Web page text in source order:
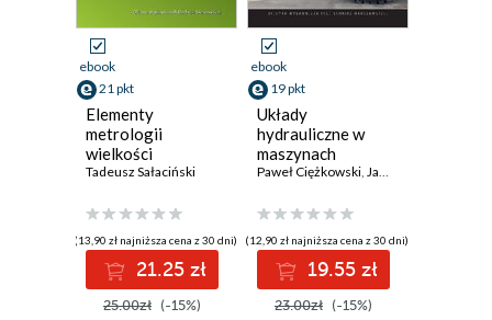
ebook
21 pkt
Elementy
metrologii
wielkości
geometrycznych.
zadania
Tadeusz Sałaciński
(13,90 zł najniższa cena z 30 dni)
21.25 zł
25.00zł (-15%)
ebook
19 pkt
Układy
hydrauliczne w
maszynach
roboczych
Paweł Ciężkowski, Jan Maciejewski
(12,90 zł najniższa cena z 30 dni)
19.55 zł
23.00zł (-15%)